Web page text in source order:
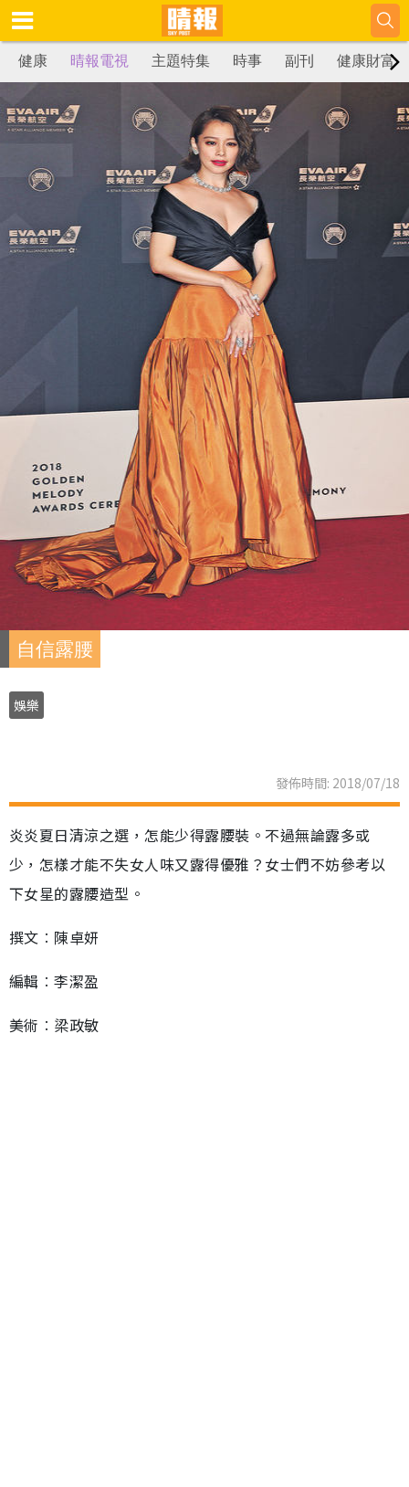
健康 晴報電視 主題特集 時事 副刊 健康財富
自信露腰
娛樂
發佈時間: 2018/07/18
炎炎夏日清涼之選，怎能少得露腰裝。不過無論露多或
少，怎樣才能不失女人味又露得優雅？女士們不妨參考以
下女星的露腰造型。
撰文︰陳卓妍
編輯︰李潔盈
美術︰梁政敏